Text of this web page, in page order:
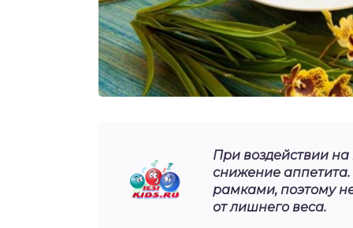
При воздействии на
снижение
рамками, поэтому
от лишнего веса.